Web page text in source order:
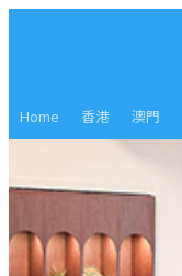
Home 香港 澳門